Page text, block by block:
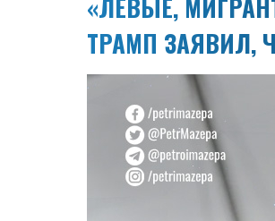
ТРАМП ЗАЯВИЛ,